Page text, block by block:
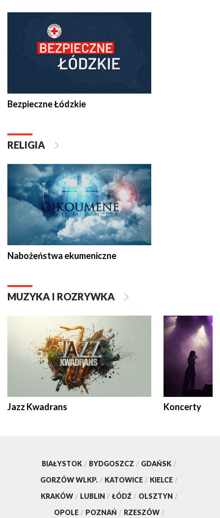
Bezpieczne Łódzkie
RELIGIA
Nabożeństwa ekumeniczne
MUZYKA I ROZRYWKA
Jazz Kwadrans Koncerty
BIAŁYSTOK / BYDGOSZCZ / GDAŃSK /
GORZÓW WLKP. / KATOWICE / KIELCE /
KRAKÓW / LUBLIN / ŁÓDŹ / OLSZTYN /
OPOLE / POZNAŃ / RZESZÓW /